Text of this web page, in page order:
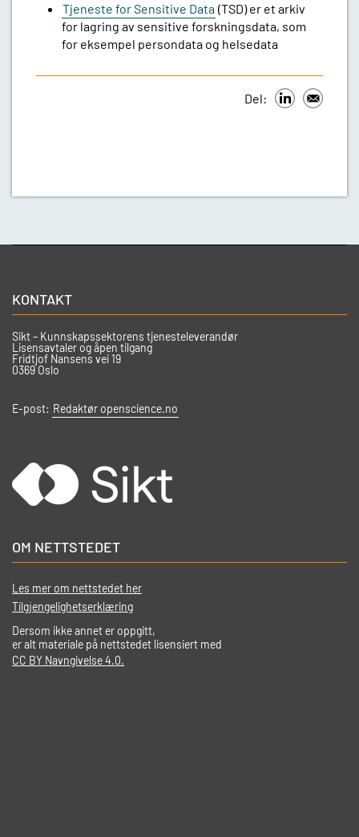
Tjeneste for Sensitive Data (TSD) er et arkiv
for lagring av sensitive forskningsdata, som
for eksempel persondata og helsedata
Del:
KONTAKT
Sikt – Kunnskapssektorens tjenesteleverandør
Lisensavtaler og åpen tilgang
Fridtjof Nansens vei 19
0369 Oslo
E-post: Redaktør openscience.no
OM NETTSTEDET
Les mer om nettstedet her
Tilgjengelighetserklæring
Dersom ikke annet er oppgitt,
er alt materiale på nettstedet lisensiert med
CC BY Navngivelse 4.0.